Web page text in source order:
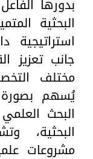
بدورها
البحثية
استراتيجية
جانب تعزيز
مختلف
يُسهم
البحث
البحثية،
مشروعات